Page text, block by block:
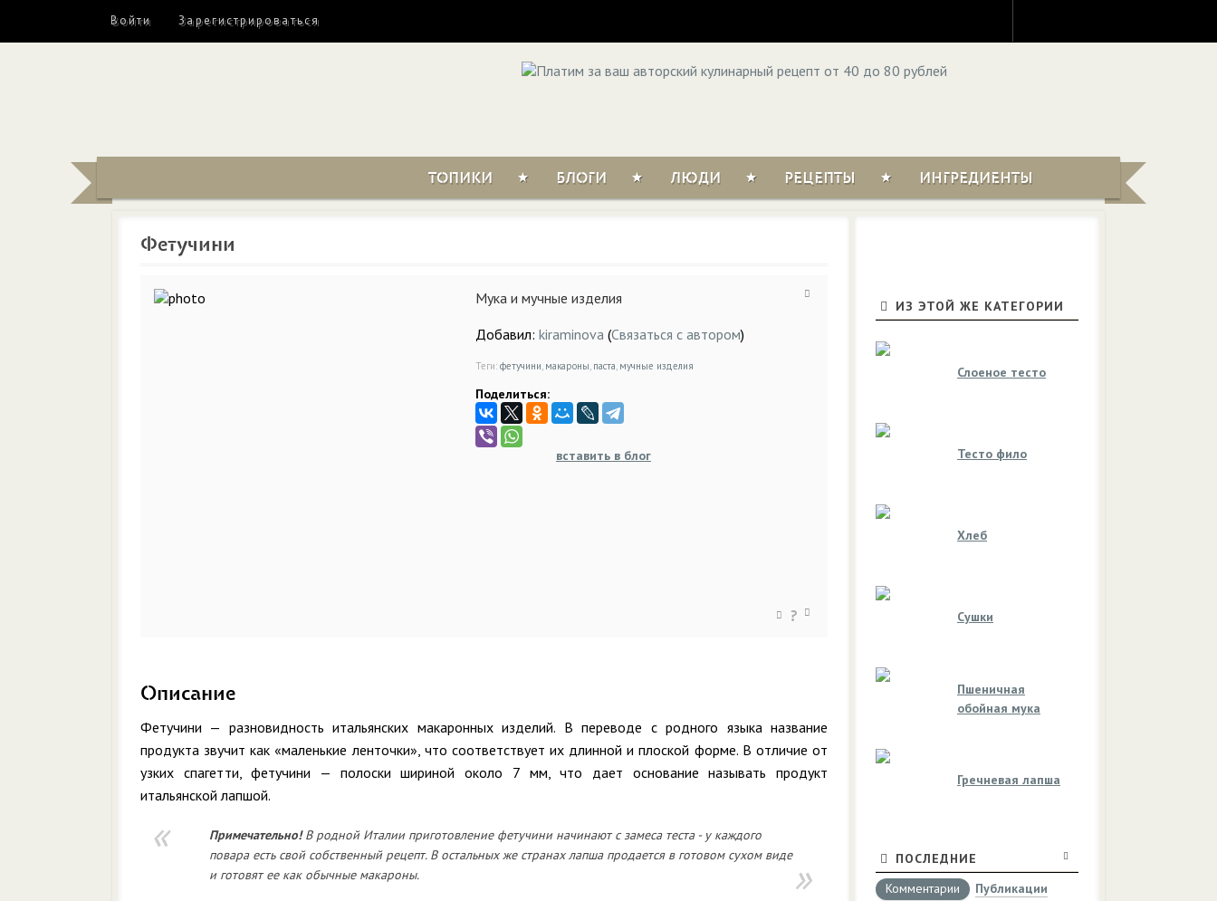
Войти Зарегистрироваться
ТОПИКИ БЛОГИ ЛЮДИ РЕЦЕПТЫ ИНГРЕДИЕНТЫ
Фетучини
Мука и мучные изделия
?
Добавил: kiraminova (Связаться с автором)
Теги: фетучини, макароны, паста, мучные изделия
Поделиться:
вставить в блог
Описание
Фетучини — разновидность итальянских макаронных изделий. В переводе с родного языка название
продукта звучит как «маленькие ленточки», что соответствует их длинной и плоской форме. В отличие от
узких спагетти, фетучини — полоски шириной около 7 мм, что дает основание называть продукт
итальянской лапшой.
Примечательно!В родной Италии приготовление фетучини начинают с замеса теста - у каждого
повара есть свой собственный рецепт. В остальных же странах лапша продается в готовом сухом виде
и готовят ее как обычные макароны.
ИЗ ЭТОЙ ЖЕ КАТЕГОРИИ
Слоеное тесто
Тесто фило
Хлеб
Сушки
Пшеничная
обойная мука
Гречневая лапша
ПОСЛЕДНИЕ
Комментарии
Публикации